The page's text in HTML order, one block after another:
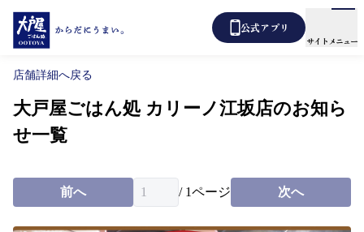
公式アプリ
サイトメニュー
メニュー 店舗検索
新着情報
店舗詳細へ戻る
大戸屋ごはん処 カリーノ江坂店のお知ら
せ一覧
前へ / 1ページ 次へ